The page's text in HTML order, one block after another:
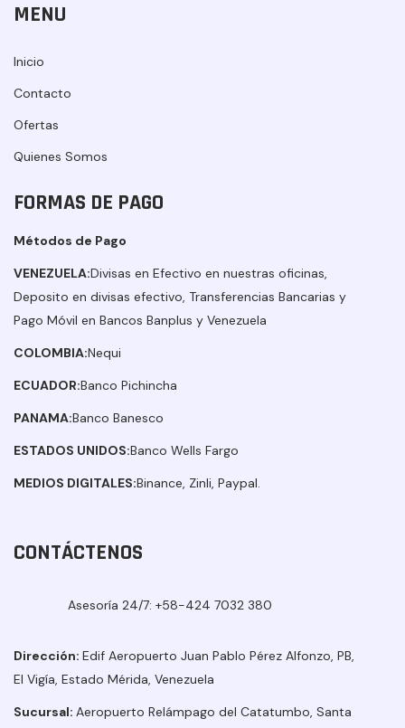
MENU
Inicio
Contacto
Ofertas
Quienes Somos
FORMAS DE PAGO
Métodos de Pago
VENEZUELA:Divisas en Efectivo en nuestras oficinas,
Deposito en divisas efectivo, Transferencias Bancarias y
Pago Móvil en Bancos Banplus y Venezuela
COLOMBIA:Nequi
ECUADOR:Banco Pichincha
PANAMA:Banco Banesco
ESTADOS UNIDOS:Banco Wells Fargo
MEDIOS DIGITALES:Binance, Zinli, Paypal.
CONTÁCTENOS
Asesoría 24/7: +58-424 7032 380
Dirección: Edif Aeropuerto Juan Pablo Pérez Alfonzo, PB,
El Vigía, Estado Mérida, Venezuela
Sucursal: Aeropuerto Relámpago del Catatumbo, Santa